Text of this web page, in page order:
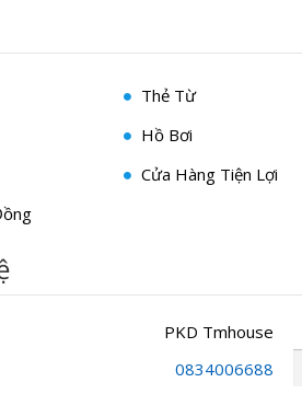
Thẻ Từ
Hồ Bơi
Cửa Hàng Tiện Lợi
PKD Tmhouse
0834006688